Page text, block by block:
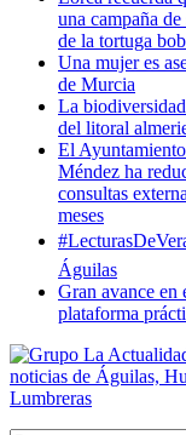
una campaña
de la tortuga
Una mujer es
de Murcia
La
del litoral
El
Méndez ha
consultas
meses
Águilas
Gran avance
plataforma
noticias de Águilas,
Lumbreras